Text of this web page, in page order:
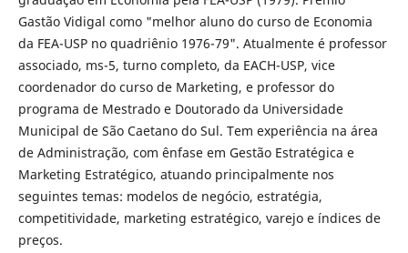
Gastão Vidigal como "melhor aluno do curso de Economia
da FEA-USP no quadriênio 1976-79". Atualmente é professor
associado, ms-5, turno completo, da EACH-USP, vice
coordenador do curso de Marketing, e professor do
programa de Mestrado e Doutorado da Universidade
Municipal de São Caetano do Sul. Tem experiência na área
de Administração, com ênfase em Gestão Estratégica e
Marketing Estratégico, atuando principalmente nos
seguintes temas: modelos de negócio, estratégia,
competitividade, marketing estratégico, varejo e índices de
preços.